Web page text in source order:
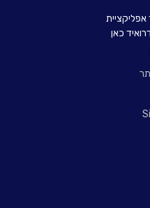
אפליקציית
כאן